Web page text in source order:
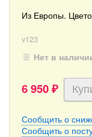
Из Европы.
v123
Нет в
6 950 ₽
Сообщить о
Сообщить о